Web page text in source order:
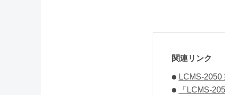
関連リンク
LCMS-2050
「LCMS-